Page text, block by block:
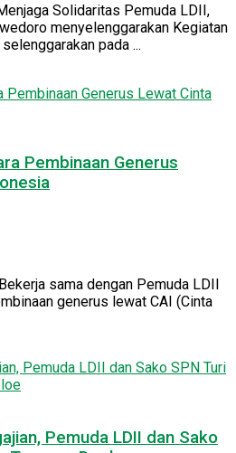
Solidaritas Pemuda LDII,
menyelenggarakan Kegiatan
pada ...
Pembinaan Generus
sama dengan Pemuda LDII
generus lewat CAI (Cinta
Pemuda LDII dan Sako